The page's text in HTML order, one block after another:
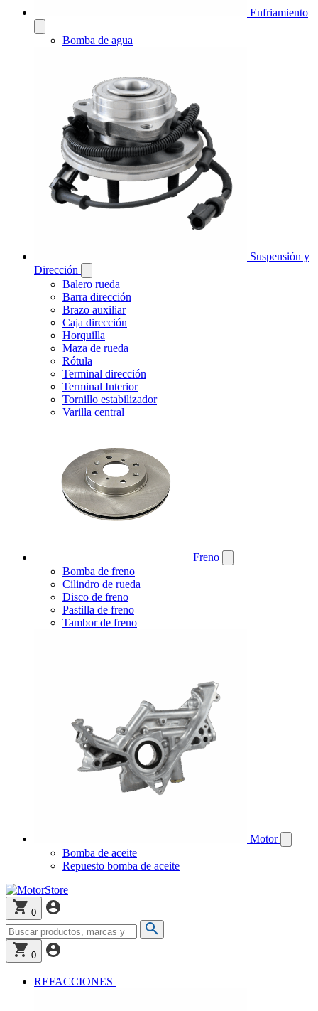
Enfriamiento
Bomba de agua
Suspensión y
Dirección
Balero rueda
Barra dirección
Brazo auxiliar
Caja dirección
Horquilla
Maza de rueda
Rótula
Terminal dirección
Terminal Interior
Tornillo estabilizador
Varilla central
Freno
Bomba de freno
Cilindro de rueda
Disco de freno
Pastilla de freno
Tambor de freno
Motor
Bomba de aceite
Repuesto bomba de aceite
0
0
REFACCIONES